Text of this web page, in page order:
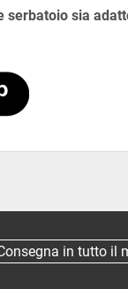
serbatoio sia
in tutto il